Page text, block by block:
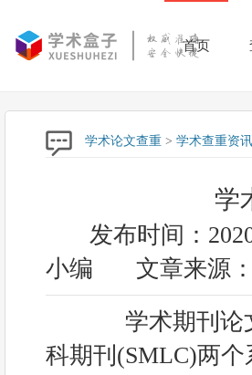
首页
学术论文查重 > 学术查重资讯
学
发布时间：
小编
文章来源
学术期刊论文
科期刊(SMLC)两